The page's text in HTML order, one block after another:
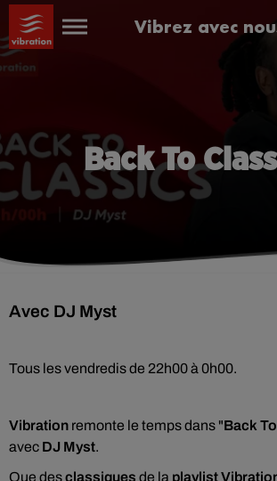
Vibrez avec
Back To
Avec DJ Myst
Tous les vendredis de 22h00 à 0h00.
Vibration remonte le temps dans "Back
avec DJ Myst.
Que desclassiques de la playlist